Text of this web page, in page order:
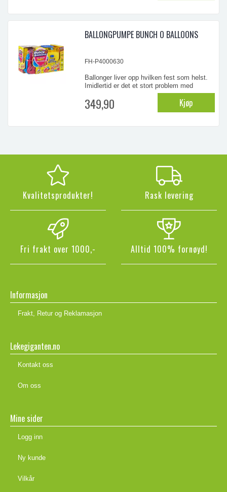
BALLONGPUMPE BUNCH O BALLOONS
FH-P4000630
Ballonger liver opp hvilken fest som helst.
Imidlertid er det et stort problem med
ballonger. Vi snakker selvfølgelig om hvor
vanskelig og kjedelig det kan være å blåse
opp og knyte alle ballongene. Nå kan du
349,90 Kjøp
Kvalitetsprodukter! Rask levering
Fri frakt over 1000,- Alltid 100% fornøyd!
Informasjon
Frakt, Retur og Reklamasjon
Lekegiganten.no
Kontakt oss
Om oss
Mine sider
Logg inn
Ny kunde
Vilkår